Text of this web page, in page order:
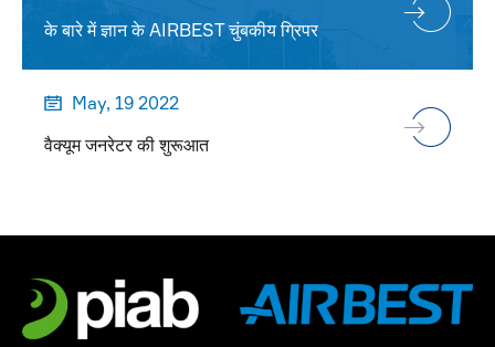
के बारे में ज्ञान के AIRBEST चुंबकीय ग्रिपर

May, 19 2022
वैक्यूम जनरेटर की शुरूआत